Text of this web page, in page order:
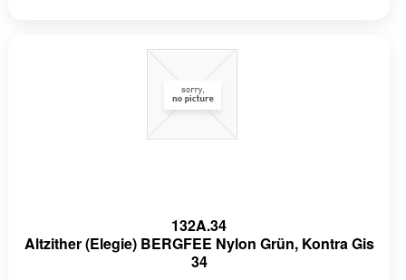
132A.34
Altzither (Elegie) BERGFEE Nylon Grün, Kontra Gis
34